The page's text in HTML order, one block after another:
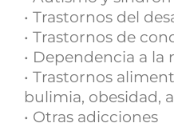
• Trastornos del
• Trastornos de
• Dependencia a la
• Trastornos
bulimia, obesidad,
• Otras adicciones